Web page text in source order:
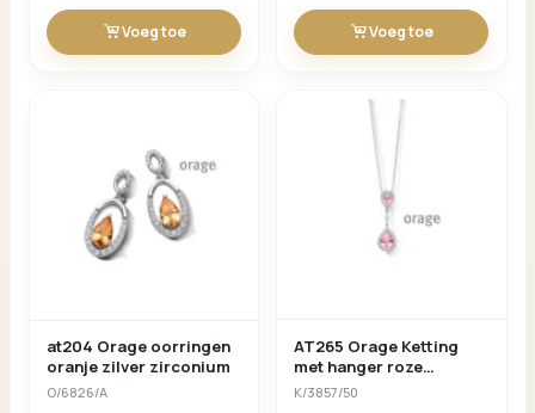
Voeg toe Voeg toe
at204 Orage oorringen
oranje zilver zirconium
O/6826/A
AT265 Orage Ketting
met hanger roze
zirconium
K/3857/50